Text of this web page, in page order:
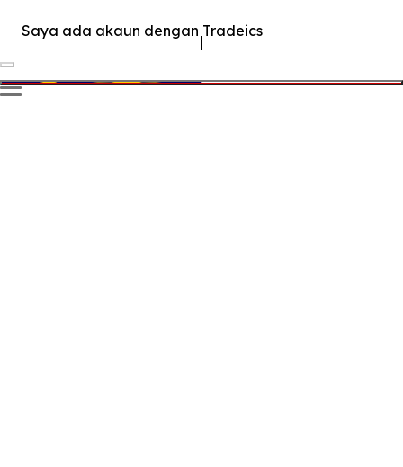
Saya ada akaun dengan Tradeics